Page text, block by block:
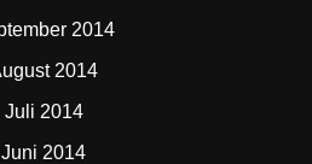
2014
2014
Juli 2014
Juni 2014